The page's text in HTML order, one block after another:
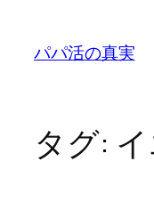
パパ活の真実
タグ: